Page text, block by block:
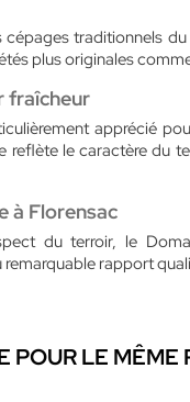
traditionnels
plus originales
fraîcheur
apprécié
reflète le caractère
à Florensac
du terroir, le
rapport
POUR LE